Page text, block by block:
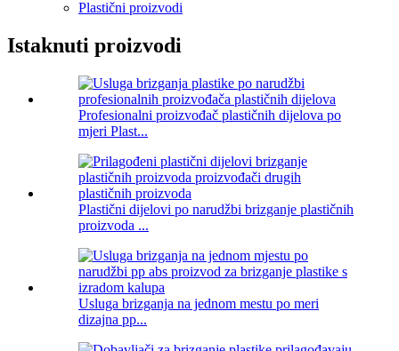
Plastični proizvodi
Istaknuti proizvodi
Profesionalni proizvođač plastičnih dijelova po
mjeri Plast...
Plastični dijelovi po narudžbi brizganje plastičnih
proizvoda ...
Usluga brizganja na jednom mestu po meri
dizajna pp...